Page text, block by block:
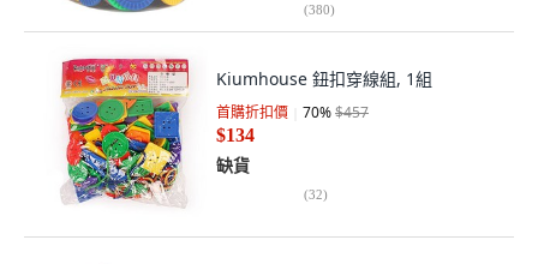
(380)
Kiumhouse 鈕扣穿線組, 1組
首購折扣價 70%$457
$134
缺貨
(32)